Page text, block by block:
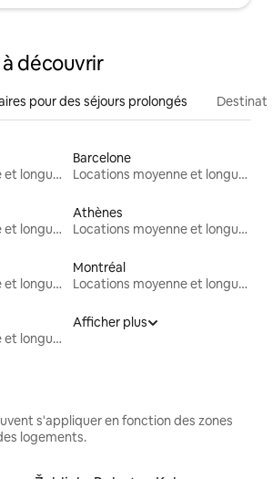
découvrir
pour des séjours prolongés
Locations moyenne et longue durée
Barcelone
Locations moyenne et longue durée
Locations moyenne et longue durée
Athènes
Locations moyenne et longue durée
Locations moyenne et longue durée
Montréal
Locations moyenne et longue durée
Locations moyenne et longue durée
Afficher plus
s'appliquer en fonction des zones
logements.